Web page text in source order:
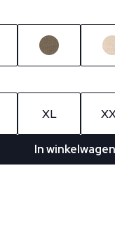
XL
In winkelwagen